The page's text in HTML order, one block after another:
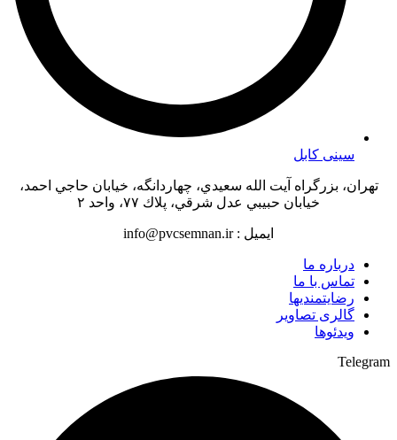
سینی کابل
تهران، بزرگراه آيت الله سعيدي، چهاردانگه، خيابان حاجي احمد،
خیابان حبيبي عدل شرقي، پلاك ٧٧، واحد ٢
ایمیل : info@pvcsemnan.ir
درباره ما
تماس با ما
رضایتمندیها
گالری تصاویر
ویدئوها
Telegram